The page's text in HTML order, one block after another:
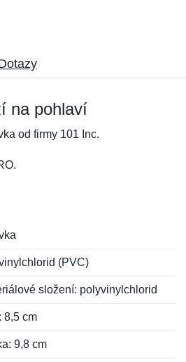
na pohlaví
od firmy 101 Inc.
(PVC)
složení: polyvinylchlorid
8,5 cm
9,8 cm